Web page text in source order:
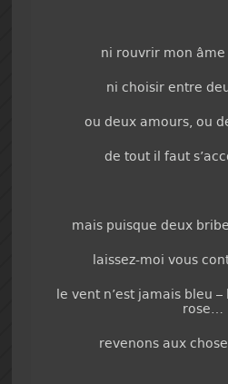
ni rouvrir mon âme
ni choisir entre
ou deux amours, ou
de tout il faut
mais puisque deux
laissez-moi vous
le vent n’est jamais bleu
rose…
revenons aux